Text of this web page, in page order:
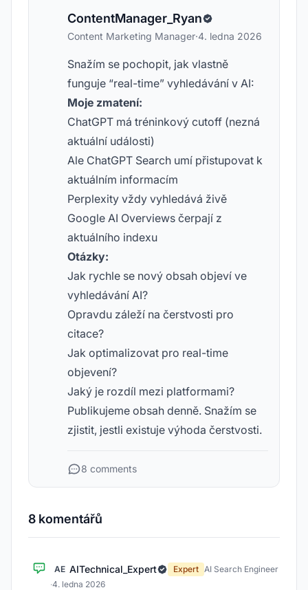
ContentManager_Ryan
Content Marketing Manager·4. ledna 2026
Snažím se pochopit, jak vlastně
funguje “real-time” vyhledávání v AI:
Moje zmatení:
ChatGPT má tréninkový cutoff (nezná
aktuální události)
Ale ChatGPT Search umí přistupovat k
aktuálním informacím
Perplexity vždy vyhledává živě
Google AI Overviews čerpají z
aktuálního indexu
Otázky:
Jak rychle se nový obsah objeví ve
vyhledávání AI?
Opravdu záleží na čerstvosti pro
citace?
Jak optimalizovat pro real-time
objevení?
Jaký je rozdíl mezi platformami?
Publikujeme obsah denně. Snažím se
zjistit, jestli existuje výhoda čerstvosti.
8 comments
8 komentářů
AE AITechnical_Expert Expert AI Search Engineer
·4. ledna 2026